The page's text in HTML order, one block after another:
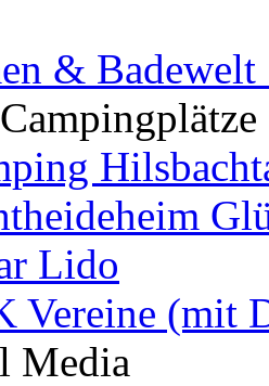
& Badewelt
Lido
Vereine (mit
Media